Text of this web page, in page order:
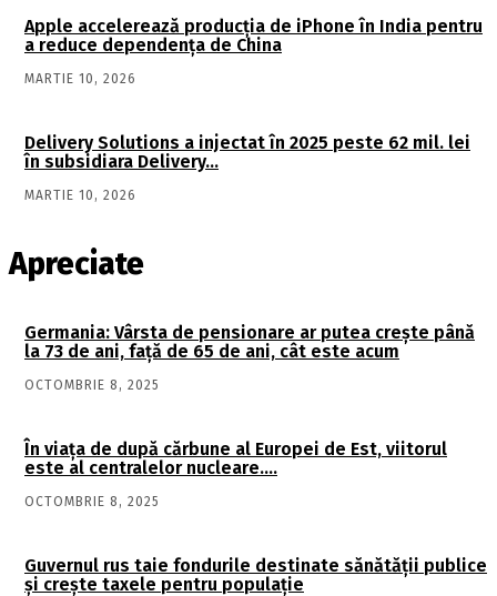
Apple accelerează producția de iPhone în India pentru
a reduce dependența de China
MARTIE 10, 2026
Delivery Solutions a injectat în 2025 peste 62 mil. lei
în subsidiara Delivery…
MARTIE 10, 2026
Apreciate
Germania: Vârsta de pensionare ar putea crește până
la 73 de ani, față de 65 de ani, cât este acum
OCTOMBRIE 8, 2025
În viaţa de după cărbune al Europei de Est, viitorul
este al centralelor nucleare….
OCTOMBRIE 8, 2025
Guvernul rus taie fondurile destinate sănătății publice
și crește taxele pentru populație